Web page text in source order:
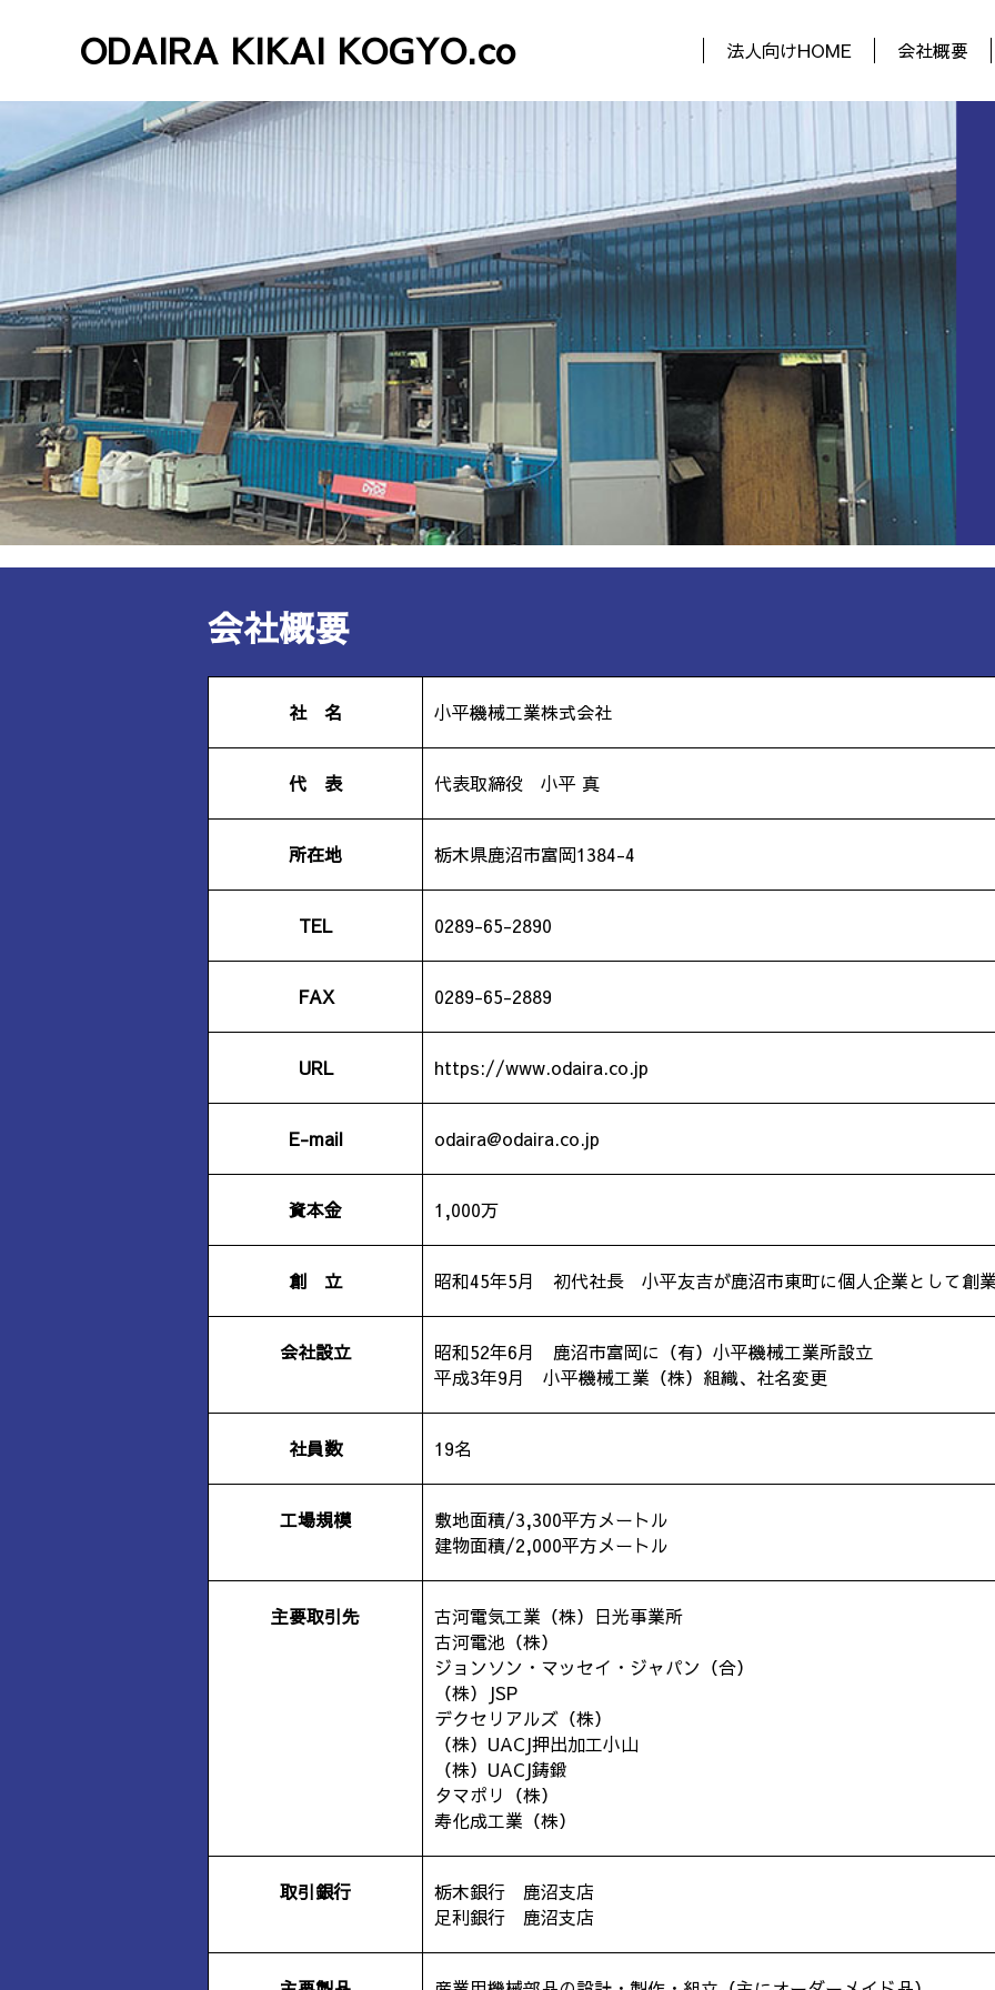
ODAIRA KIKAI KOGYO.co 法人向けHOME 会社概要
会社概要
社 名 小平機械工業株式会社
代 表 代表取締役 小平 真
所在地 栃木県鹿沼市富岡1384-4
TEL 0289-65-2890
FAX 0289-65-2889
URL https://www.odaira.co.jp
E-mail odaira@odaira.co.jp
資本金 1,000万
創 立 昭和45年5月 初代社長 小平友吉が鹿沼市東町に個人企業として創
会社設立
昭和52年6月 鹿沼市富岡に（有）小平機械工業所設立
平成3年9月 小平機械工業（株）組織、社名変更
社員数 19名
工場規模
敷地面積/3,300平方メートル
建物面積/2,000平方メートル
主要取引先
古河電気工業（株）日光事業所
古河電池（株）
ジョンソン・マッセイ・ジャパン（合）
（株）JSP
デクセリアルズ（株）
（株）UACJ押出加工小山
（株）UACJ鋳鍛
タマポリ（株）
寿化成工業（株）
取引銀行
栃木銀行 鹿沼支店
足利銀行 鹿沼支店